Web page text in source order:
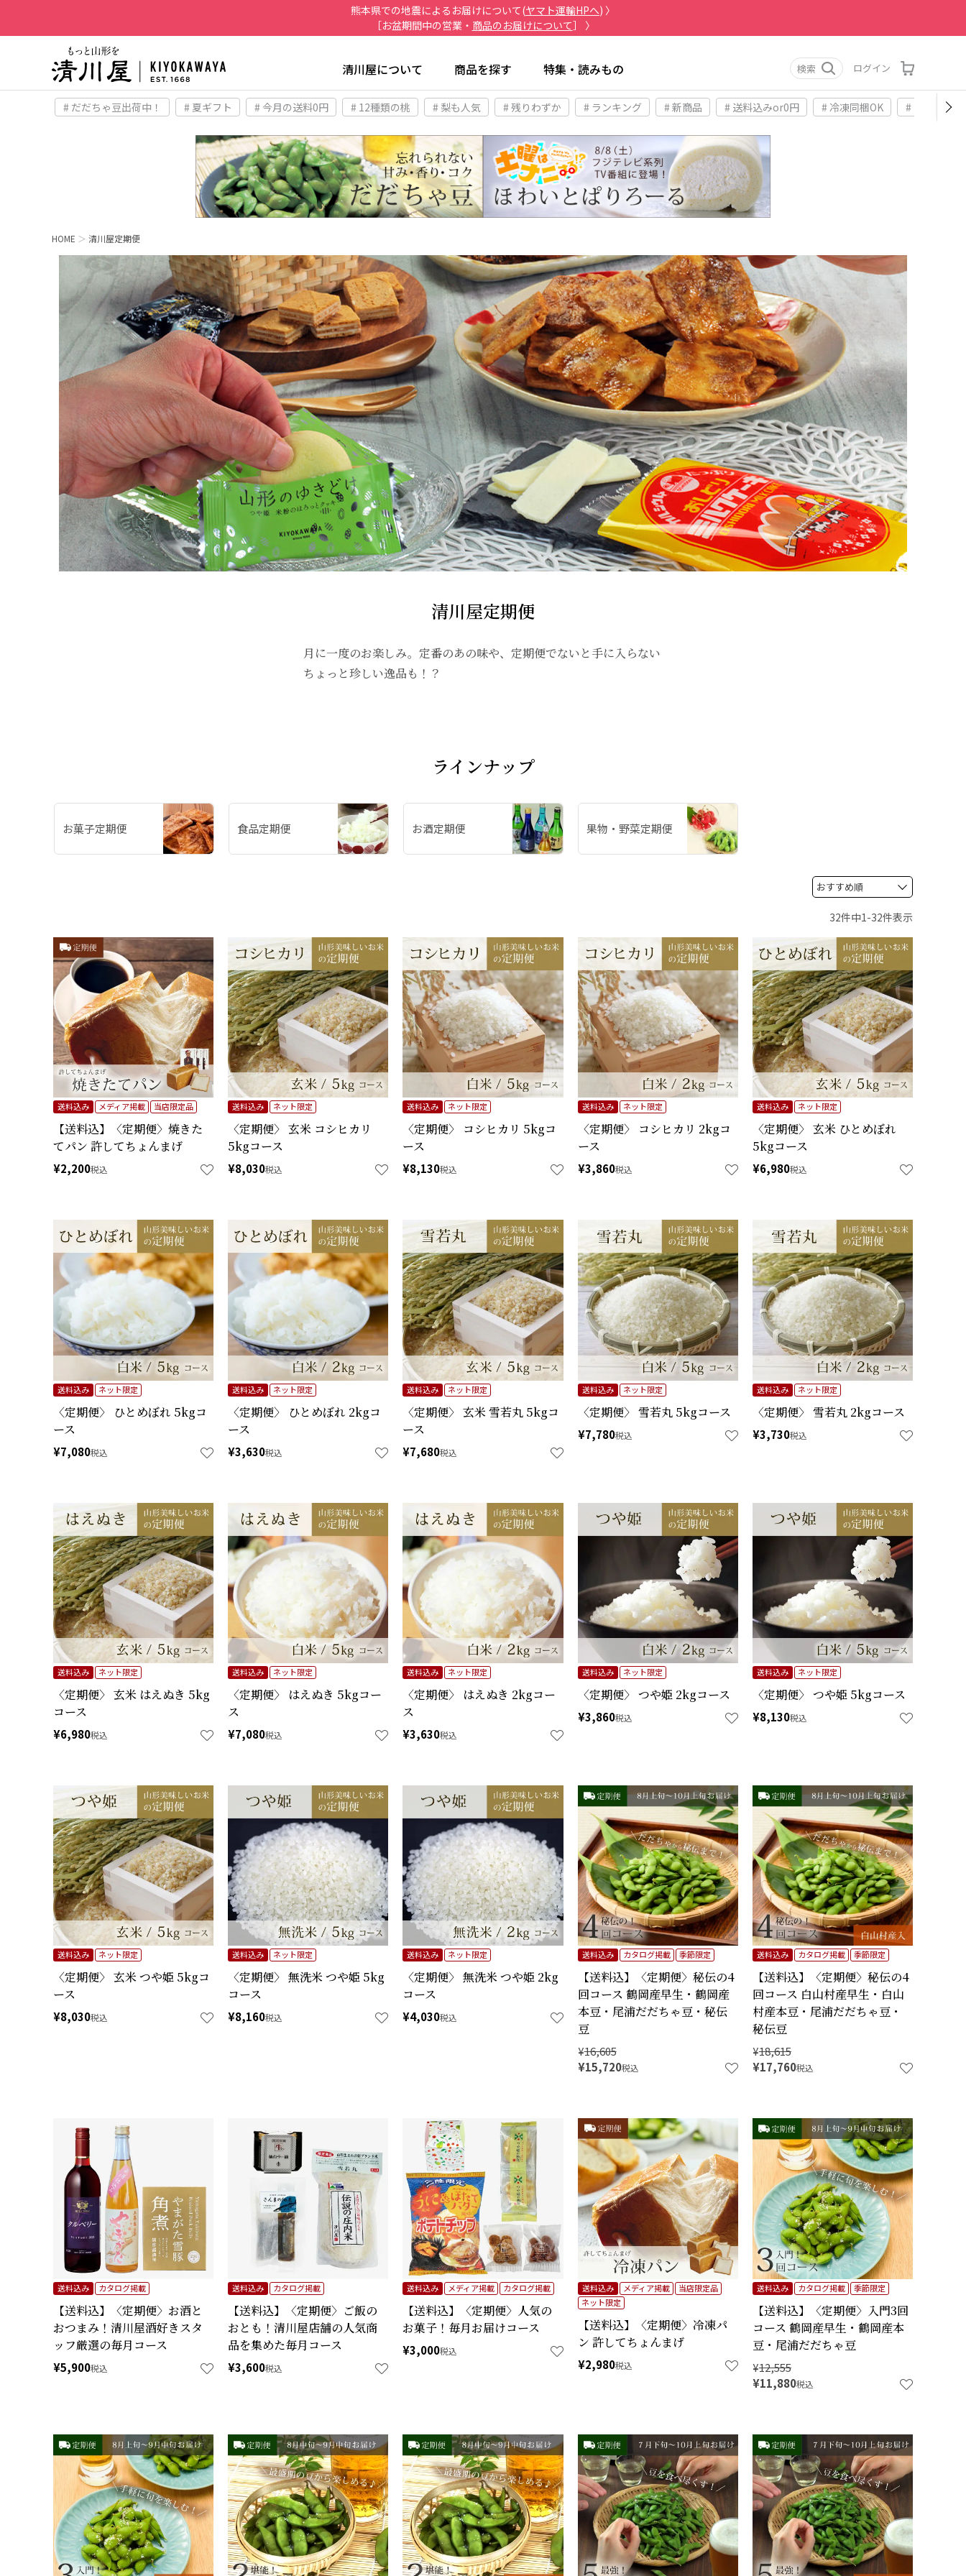
熊本県での地震によるお届けについて(ヤマト運輸HPへ) 〉
［お盆期間中の営業・ 商品のお届けについて］ 〉
清川屋について 商品を探す 特集・読みもの 検索 ログイン
# だだちゃ豆出荷中！ # 夏ギフト # 今月の送料0円 # 12種類の桃 # 梨も人気 # 残りわずか # ランキング # 新商品 # 送料込みor0円 # 冷凍同梱OK # お土産
HOME 清川屋定期便
清川屋定期便
月に一度のお楽しみ。定番のあの味や、定期便でないと手に入らない
ちょっと珍しい逸品も！？
ラインナップ
お菓子定期便 食品定期便 お酒定期便 果物・野菜定期便
32件中1-32件表示
【送料込】〈定期便〉焼きた
てパン 許してちょんまげ
送料込み メディア掲載 当店限定品
¥2,200税込
〈定期便〉 玄米 コシヒカリ
5kgコース
送料込み ネット限定
¥8,030税込
〈定期便〉 コシヒカリ 5kgコ
ース
送料込み ネット限定
¥8,130税込
〈定期便〉 コシヒカリ 2kgコ
ース
送料込み ネット限定
¥3,860税込
〈定期便〉 玄米 ひとめぼれ
5kgコース
送料込み ネット限定
¥6,980税込
〈定期便〉 ひとめぼれ 5kgコ
ース
送料込み ネット限定
¥7,080税込
〈定期便〉 ひとめぼれ 2kgコ
ース
送料込み ネット限定
¥3,630税込
〈定期便〉 玄米 雪若丸 5kgコ
ース
送料込み ネット限定
¥7,680税込
〈定期便〉 雪若丸 5kgコース
送料込み ネット限定
¥7,780税込
〈定期便〉 雪若丸 2kgコース
送料込み ネット限定
¥3,730税込
〈定期便〉 玄米 はえぬき 5kg
コース
送料込み ネット限定
¥6,980税込
〈定期便〉 はえぬき 5kgコー
ス
送料込み ネット限定
¥7,080税込
〈定期便〉 はえぬき 2kgコー
ス
送料込み ネット限定
¥3,630税込
〈定期便〉 つや姫 2kgコース
送料込み ネット限定
¥3,860税込
〈定期便〉 つや姫 5kgコース
送料込み ネット限定
¥8,130税込
〈定期便〉 玄米 つや姫 5kgコ
ース
送料込み ネット限定
¥8,030税込
〈定期便〉 無洗米 つや姫 5kg
コース
送料込み ネット限定
¥8,160税込
〈定期便〉 無洗米 つや姫 2kg
コース
送料込み ネット限定
¥4,030税込
【送料込】〈定期便〉秘伝の4
回コース 鶴岡産早生・鶴岡産
本豆・尾浦だだちゃ豆・秘伝
豆
送料込み カタログ掲載 季節限定
¥16,605
¥15,720税込
【送料込】〈定期便〉秘伝の4
回コース 白山村産早生・白山
村産本豆・尾浦だだちゃ豆・
秘伝豆
送料込み カタログ掲載 季節限定
¥18,615
¥17,760税込
【送料込】〈定期便〉お酒と
おつまみ！清川屋酒好きスタ
ッフ厳選の毎月コース
送料込み カタログ掲載
¥5,900税込
【送料込】〈定期便〉ご飯の
おとも！清川屋店舗の人気商
品を集めた毎月コース
送料込み カタログ掲載
¥3,600税込
【送料込】〈定期便〉人気の
お菓子！毎月お届けコース
送料込み メディア掲載 カタログ掲載
¥3,000税込
【送料込】〈定期便〉冷凍パ
ン 許してちょんまげ
送料込み メディア掲載
当店限定品
ネット限定
¥2,980税込
【送料込】〈定期便〉入門3回
コース 鶴岡産早生・鶴岡産本
豆・尾浦だだちゃ豆
送料込み カタログ掲載 季節限定
¥12,555
¥11,880税込